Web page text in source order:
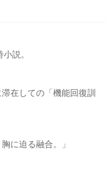
説。
在しての「機能回復訓
に迫る融合。」